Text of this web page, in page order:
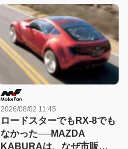
230万円で3代目に追加【今
日は何の日？8月4日】
2026/08/02 11:45
ロードスターでもRX-8でも
なかった──MAZDA
KABURAは、なぜ市販さ